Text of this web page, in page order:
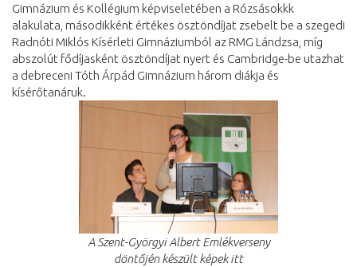
Gimnázium és Kollégium képviseletében a Rózsásokkk
alakulata, másodikként értékes ösztöndíjat zsebelt be a szegedi
Radnóti Miklós Kísérleti Gimnáziumból az RMG Lándzsa, míg
abszolút fődíjasként ösztöndíjat nyert és Cambridge-be utazhat
a debreceni Tóth Árpád Gimnázium három diákja és
kísérőtanáruk.
A Szent-Györgyi Albert Emlékverseny
döntőjén készült képek itt